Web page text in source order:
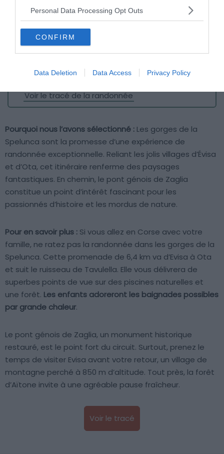
Personal Data Processing Opt Outs
CONFIRM
Data Deletion Data Access Privacy Policy
Shutterstock – Bodnarviktor
Durée: 2h30
Dénivelé: 155 m
Voir le tracé de la randonnée
Pourquoi nous l’avons sélectionné : Les gorges de la
Spelunca sont la promesse d’une expérience de
randonnée exceptionnelle. Reliant les jolis villages d’Évisa
et d’Ota, cet itinéraire renferme des paysages
fantastiques. En chemin, le pont génois de Zaglia
constitue un point d’intérêt fascinant pour les
passionnés d’histoire et les mordus de nature.
Pour en savoir plus : Si vous allez en Corse avec votre
famille, ne ratez pas la randonnée dans les gorges de la
Spelunca. Cette promenade de 6,4 km va d’Evisa à Ota
et suit le ruisseau de Tavulella. Elle vous délivrera de
superbes points de vue sur des piscines naturelles et
une forêt. Les enfants adoreront les baignades possibles
par grande chaleur.
Le pont génois de Zaglia, un monument historique
restauré, est le point fort du circuit. Surtout, prenez le
temps de visiter Evisa avant votre retour, un village de
montagne perché à 850 m d’altitude. Tout près, la forêt
d’Aïtone invite à une agréable pause fraîcheur.
Voir le tracé